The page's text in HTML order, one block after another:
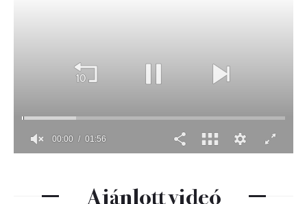
Ajánlott videó